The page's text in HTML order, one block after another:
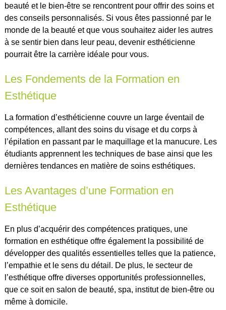
beauté et le bien-être se rencontrent pour offrir des soins et
des conseils personnalisés. Si vous êtes passionné par le
monde de la beauté et que vous souhaitez aider les autres
à se sentir bien dans leur peau, devenir esthéticienne
pourrait être la carrière idéale pour vous.
Les Fondements de la Formation en
Esthétique
La formation d’esthéticienne couvre un large éventail de
compétences, allant des soins du visage et du corps à
l’épilation en passant par le maquillage et la manucure. Les
étudiants apprennent les techniques de base ainsi que les
dernières tendances en matière de soins esthétiques.
Les Avantages d’une Formation en
Esthétique
En plus d’acquérir des compétences pratiques, une
formation en esthétique offre également la possibilité de
développer des qualités essentielles telles que la patience,
l’empathie et le sens du détail. De plus, le secteur de
l’esthétique offre diverses opportunités professionnelles,
que ce soit en salon de beauté, spa, institut de bien-être ou
même à domicile.